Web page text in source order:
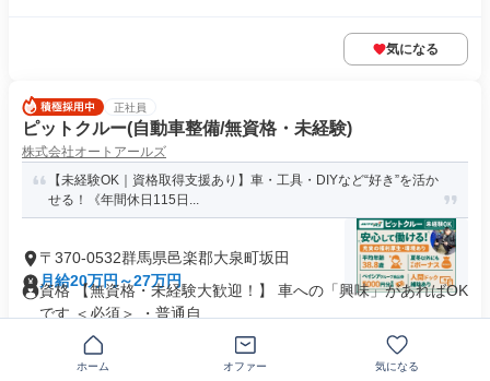
気になる
正社員
ピットクルー(自動車整備/無資格・未経験)
株式会社オートアールズ
【未経験OK｜資格取得支援あり】車・工具・DIYなど“好き”を活か
せる！《年間休日115日...
〒370-0532群馬県邑楽郡大泉町坂田
月給20万円～27万円
資格 【無資格・未経験大歓迎！】 車への「興味」があればOK
です ＜必須＞ ・普通自...
ホーム オファー 気になる